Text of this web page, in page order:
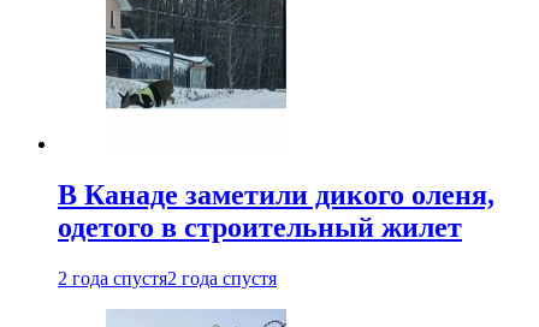
В Канаде заметили дикого оленя,
одетого в строительный жилет
2 года спустя2 года спустя